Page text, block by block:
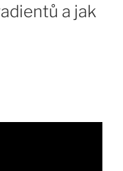
a jak